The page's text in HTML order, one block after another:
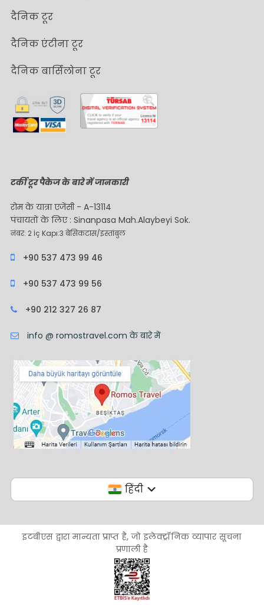
दैनिक टूर
दैनिक एंटीना टूर
दैनिक बार्सिलोना टूर
टर्की टूर पैकेज के बारे में जानकारी
रोम के यात्रा एजेंसी - A-13114
पंचायतों के लिए : Sinanpasa Mah.Alaybeyi Sok.
नंबर: 2 İç Kapı:3 बेसिकटास/इस्तांबुल
+90 537 473 99 46
+90 537 473 99 56
+90 212 327 26 87
info @ romostravel.com के बारे में
हिंदी
इटबीएस द्वारा मान्यता प्राप्त है, जो इलेक्ट्रॉनिक व्यापार सूचना
प्रणाली है